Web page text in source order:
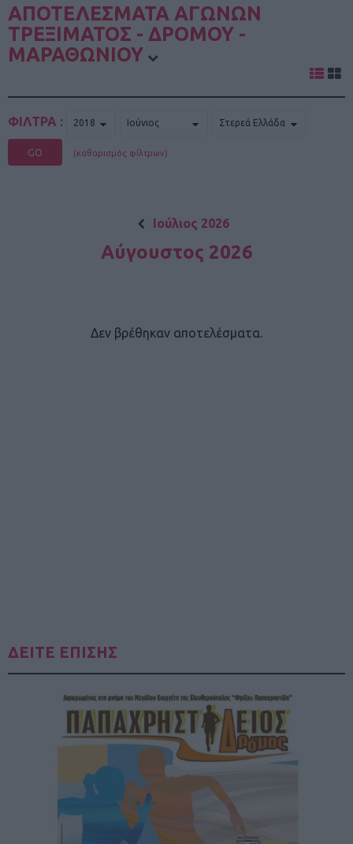
ΑΠΟΤΕΛΕΣΜΑΤΑ ΑΓΩΝΩΝ
ΤΡΕΞΙΜΑΤΟΣ - ΔΡΟΜΟΥ -
ΜΑΡΑΘΩΝΙΟΥ
ΦΙΛΤΡΑ :
GO (καθαρισμός φίλτρων)
Ιούλιος 2026
Αύγουστος 2026
Δεν βρέθηκαν αποτελέσματα.
ΔΕΙΤΕ ΕΠΙΣΗΣ